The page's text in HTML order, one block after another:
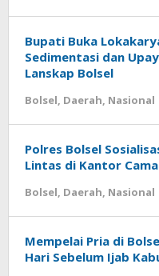
Bupati Buka
Sedimentasi dan
Lanskap Bolsel
Bolsel, Daerah, Nasional
Polres Bolsel
Lintas di Kantor
Bolsel, Daerah, Nasional
Mempelai Pria di
Hari Sebelum Ijab